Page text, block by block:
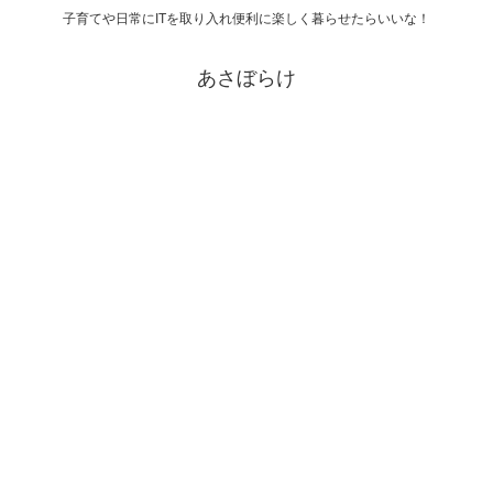
子育てや日常にITを取り入れ便利に楽しく暮らせたらいいな！
あさぼらけ